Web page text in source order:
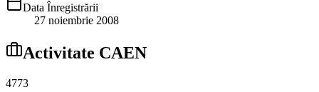
Data Înregistrării
27 noiembrie 2008
Activitate CAEN
4773